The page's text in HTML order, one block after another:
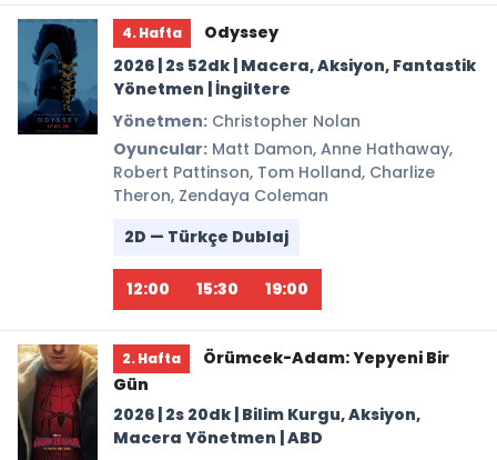
4. Hafta
Odyssey
2026 | 2s 52dk | Macera, Aksiyon, Fantastik
Yönetmen | İngiltere
Yönetmen: Christopher Nolan
Oyuncular: Matt Damon, Anne Hathaway,
Robert Pattinson, Tom Holland, Charlize
Theron, Zendaya Coleman
2D — Türkçe Dublaj
12:00 15:30 19:00
2. Hafta
Örümcek-Adam: Yepyeni Bir
Gün
2026 | 2s 20dk | Bilim Kurgu, Aksiyon,
Macera Yönetmen | ABD